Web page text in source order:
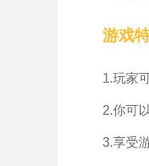
游戏
1.玩家
2.你可
3.享受